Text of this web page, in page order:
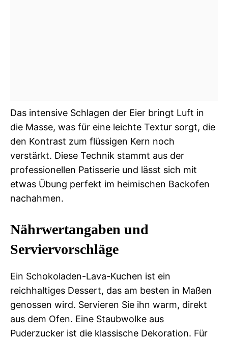
Das intensive Schlagen der Eier bringt Luft in
die Masse, was für eine leichte Textur sorgt, die
den Kontrast zum flüssigen Kern noch
verstärkt. Diese Technik stammt aus der
professionellen Patisserie und lässt sich mit
etwas Übung perfekt im heimischen Backofen
nachahmen.
Nährwertangaben und
Serviervorschläge
Ein Schokoladen-Lava-Kuchen ist ein
reichhaltiges Dessert, das am besten in Maßen
genossen wird. Servieren Sie ihn warm, direkt
aus dem Ofen. Eine Staubwolke aus
Puderzucker ist die klassische Dekoration. Für